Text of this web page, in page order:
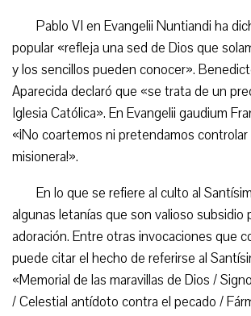
Pablo VI en Evangelii Nuntiandi ha
popular «refleja una sed de Dios que
y los sencillos pueden conocer».
Aparecida declaró que «se trata de un
Iglesia Católica». En Evangelii gaudium
«¡No coartemos ni pretendamos
misionera!».
En lo que se refiere al culto al
algunas letanías que son valioso subsidio
adoración. Entre otras invocaciones que
puede citar el hecho de referirse al
«Memorial de las maravillas de Dios /
/ Celestial antídoto contra el pecado /